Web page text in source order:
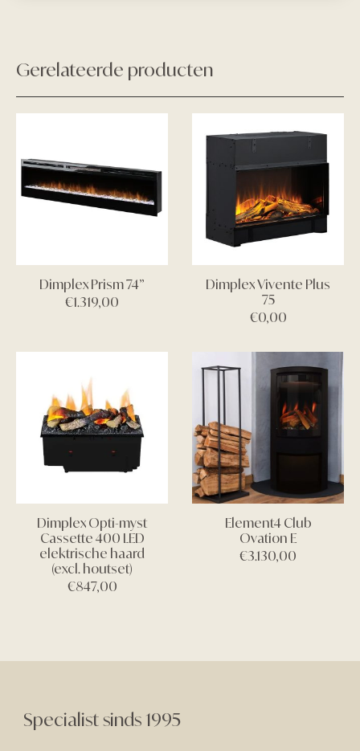
Gerelateerde producten
Dimplex Prism 74”
€1.319,00
Dimplex Vivente Plus
75
€0,00
Dimplex Opti-myst
Cassette 400 LED
elektrische haard
(excl. houtset)
€847,00
Element4 Club
Ovation E
€3.130,00
Specialist sinds 1995